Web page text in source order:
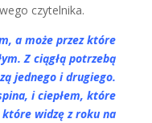
czytelnika.
a może przez które
Z ciągłą potrzebą
jednego i drugiego.
i ciepłem, które
widzę z roku na